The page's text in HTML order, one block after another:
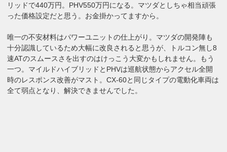
リッドで440万円。PHV550万円になる。マツダとしちゃ相当頑張
った価格設定だと思う。お金掛かってますから。
唯一の不安材料はパワーユニットの仕上がり。マツダの開発陣も
十分認識しているため大幅に改良されると思うが、トルコン無し8
速ATのスムースさを出すのはけっこう大変かもしれません。もう
一つ。マイルドハイブリッドとPHVは巡航状態からアクセル全開
時のレスポンス改善がマスト。CX-60と同じタイプの電動化車両は
全て弱点となり、解決できませんでした。